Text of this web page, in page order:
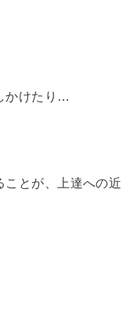
かけたり…
ことが、上達への近